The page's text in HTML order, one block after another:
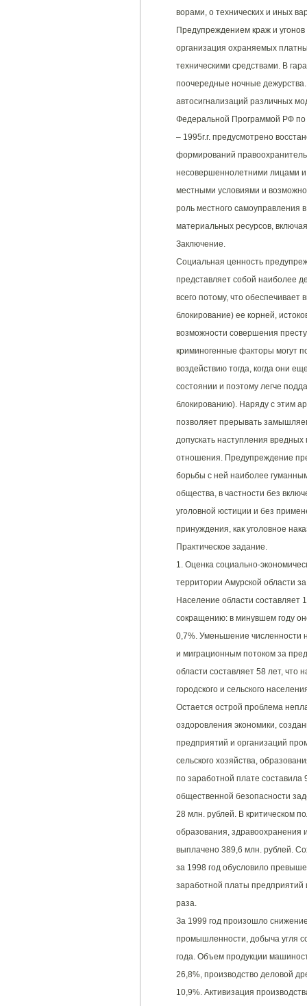
ворами, о технических и иных
Предупреждением краж и
организация охраняемых
техническими средствами. В
поочередные ночные
автосигнализаций различных
Федеральной Программой РФ по
– 1995г.г. предусмотрено
формирований
несовершеннолетними лицами
местными условиями и
роль местного самоуправления
материальных ресурсов,
Заключение.
Социальная ценность
представляет собой наиболее
всего потому, что
блокирование) ее корней,
возможности совершения
криминогенные факторы могут
воздействию тогда, когда они
состоянии и поэтому легче
блокированию). Наряду с этим
позволяет прерывать
допускать наступления
отношения. Предупреждение
борьбы с ней наиболее
общества, в частности без
уголовной юстиции и без
принуждения, как уголовное
Практическое задание.
1. Оценка социально-
территории Амурской области
Население области составляет
сокращению: в минувшем году
0,7%. Уменьшение численности
и миграционным потоком за
области составляет 58 лет,
городского и сельского
Остается острой проблема
оздоровления экономики,
предприятий и организаций
сельского хозяйства,
по заработной плате
общественной безопасности
28 млн. рублей. В критическом
образования, здравоохранения
выплачено 389,6 млн. рублей.
за 1998 год обусловило
заработной платы предприятий
раза.
За 1999 год произошло
промышленности, добыча угля
года. Объем продукции
26,8%, производство деловой
10,9%. Активизация